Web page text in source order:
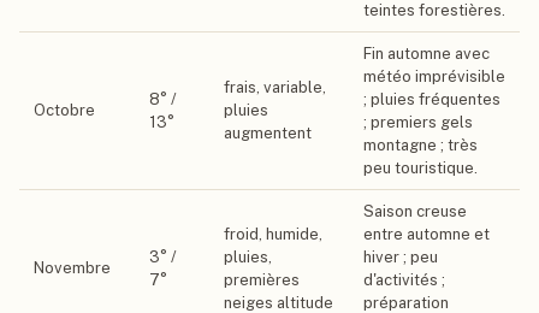
teintes forestières.
Octobre
8° /
13°
frais, variable,
pluies
augmentent
Fin automne avec
météo imprévisible
; pluies fréquentes
; premiers gels
montagne ; très
peu touristique.
Novembre
3° /
7°
froid, humide,
pluies,
premières
neiges altitude
Saison creuse
entre automne et
hiver ; peu
d'activités ;
préparation